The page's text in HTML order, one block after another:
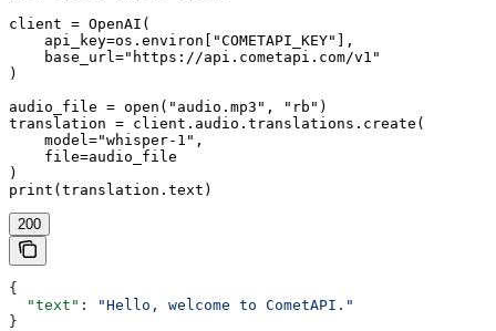
client = OpenAI(
    api_key=os.environ["COMETAPI_KEY"],
    base_url="https://api.cometapi.com/v1"
)
audio_file = open("audio.mp3", "rb")
translation = client.audio.translations.create(
    model="whisper-1",
    file=audio_file
)
print(translation.text)
200
{
  "text"
:
"Hello, welcome to CometAPI."
}